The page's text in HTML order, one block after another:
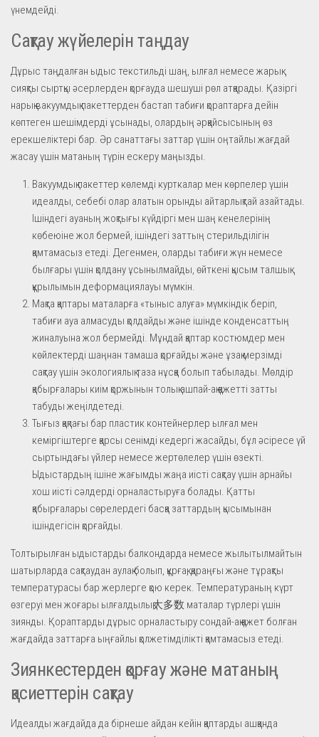
үнемдейді.
Сақтау жүйелерін таңдау
Дұрыс таңдалған ыдыс текстильді шаң, ылғал немесе жарық
сияқты сыртқы әсерлерден қорғауда шешуші рөл атқарады. Қазіргі
нарық вакуумдық пакеттерден бастап табиғи қораптарға дейін
көптеген шешімдерді ұсынады, олардың әрқайсысының өз
ерекшеліктері бар. Әр санаттағы заттар үшін оңтайлы жағдай
жасау үшін матаның түрін ескеру маңызды.
Вакуумдық пакеттер көлемді курткалар мен көрпелер үшін
идеалды, себебі олар алатын орынды айтарлықтай азайтады.
Ішіндегі ауаның жоқтығы күйдіргі мен шаң кенелерінің
көбеюіне жол бермей, ішіндегі заттың стерильділігін
қамтамасыз етеді. Дегенмен, оларды табиғи жүн немесе
былғары үшін қолдану ұсынылмайды, өйткені қысым талшық
құрылымын деформациялауы мүмкін.
Мақта қаптары маталарға «тыныс алуға» мүмкіндік беріп,
табиғи ауа алмасуды қолдайды және ішінде конденсаттың
жиналуына жол бермейді. Мұндай қаптар костюмдер мен
көйлектерді шаңнан тамаша қорғайды және ұзақ мерзімді
сақтау үшін экологиялық таза нұсқа болып табылады. Мөлдір
қабырғалары киім қоржынын толық ашпай-ақ қажетті затты
табуды жеңілдетеді.
Тығыз қақпағы бар пластик контейнерлер ылғал мен
кеміргіштерге қарсы сенімді кедергі жасайды, бұл әсіресе үй
сыртындағы үйлер немесе жертөлелер үшін өзекті.
Ыдыстардың ішіне жағымды жаңа иісті сақтау үшін арнайы
хош иісті сәлдерді орналастыруға болады. Қатты
қабырғалары сөрелердегі басқа заттардың қысымынан
ішіндегісін қорғайды.
Толтырылған ыдыстарды балкондарда немесе жылытылмайтын
шатырларда сақтаудан аулақ болып, құрғақ, қараңғы және тұрақты
температурасы бар жерлерге қою керек. Температураның күрт
өзгеруі мен жоғары ылғалдылық大多数 маталар түрлері үшін
зиянды. Қораптарды дұрыс орналастыру сондай-ақ қажет болған
жағдайда заттарға ыңғайлы қолжетімділікті қамтамасыз етеді.
Зиянкестерден қорғау және матаның
қасиеттерін сақтау
Идеалды жағдайда да бірнеше айдан кейін қаптарды ашқанда